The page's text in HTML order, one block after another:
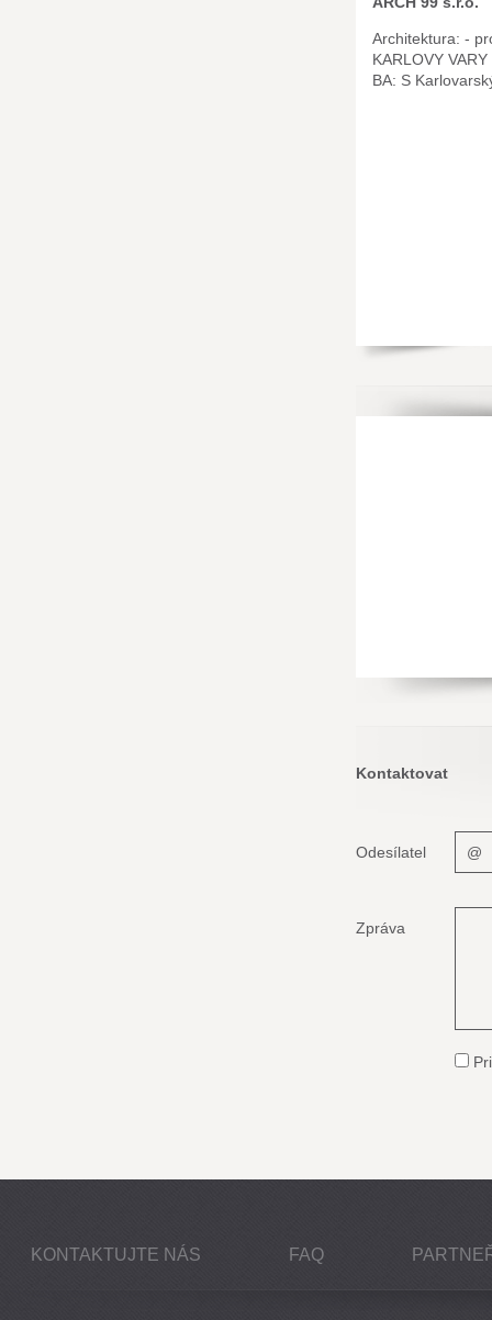
Architektura: -
KARLOVY VARY
BA: S
Kontaktovat
Odesílatel
Zpráva
KONTAKTUJTE NÁS FAQ